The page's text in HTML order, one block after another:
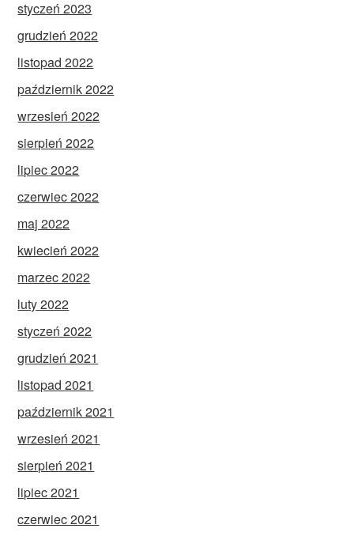
styczeń 2023
grudzień 2022
listopad 2022
październik 2022
wrzesień 2022
sierpień 2022
lipiec 2022
czerwiec 2022
maj 2022
kwiecień 2022
marzec 2022
luty 2022
styczeń 2022
grudzień 2021
listopad 2021
październik 2021
wrzesień 2021
sierpień 2021
lipiec 2021
czerwiec 2021